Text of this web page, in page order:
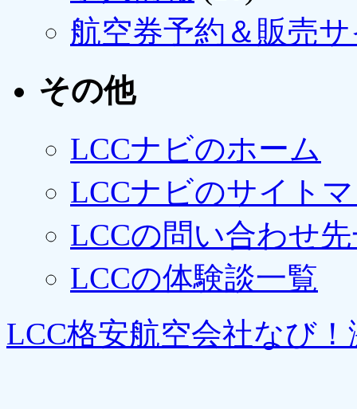
航空券予約＆販売
その他
LCCナビのホーム
LCCナビのサイト
LCCの問い合わせ
LCCの体験談一覧
LCC格安航空会社なび